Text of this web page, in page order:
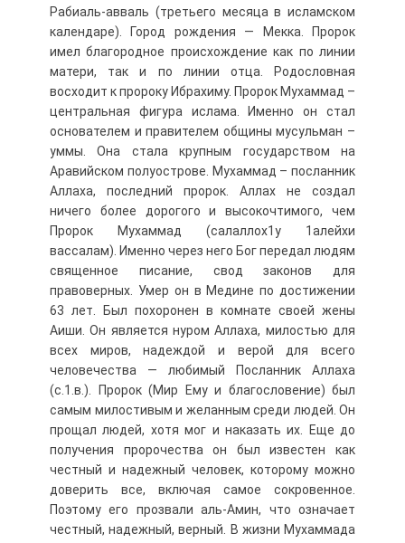
Рабиаль-авваль (третьего месяца в исламском
календаре). Город рождения — Мекка. Пророк
имел благородное происхождение как по линии
матери, так и по линии отца. Родословная
восходит к пророку Ибрахиму. Пророк Мухаммад –
центральная фигура ислама. Именно он стал
основателем и правителем общины мусульман –
уммы. Она стала крупным государством на
Аравийском полуострове. Мухаммад – посланник
Аллаха, последний пророк. Аллах не создал
ничего более дорогого и высокочтимого, чем
Пророк Мухаммад (салаллох1у 1алейхи
вассалам). Именно через него Бог передал людям
священное писание, свод законов для
правоверных. Умер он в Медине по достижении
63 лет. Был похоронен в комнате своей жены
Аиши. Он является нуром Аллаха, милостью для
всех миров, надеждой и верой для всего
человечества — любимый Посланник Аллаха
(с.1.в.). Пророк (Мир Ему и благословение) был
самым милостивым и желанным среди людей. Он
прощал людей, хотя мог и наказать их. Еще до
получения пророчества он был известен как
честный и надежный человек, которому можно
доверить все, включая самое сокровенное.
Поэтому его прозвали аль-Амин, что означает
честный, надежный, верный. В жизни Мухаммада